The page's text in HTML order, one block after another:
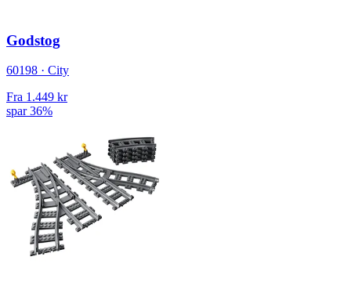
Godstog
60198 · City
Fra 1.449 kr
spar 36%